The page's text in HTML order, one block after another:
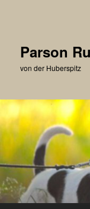
Parson
von der Huberspitz